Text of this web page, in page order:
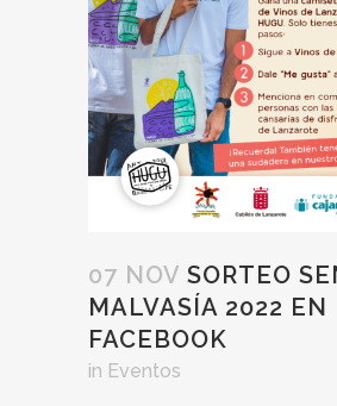
07 NOV SORTEO
MALVASÍA 2022 EN
FACEBOOK
in Eventos